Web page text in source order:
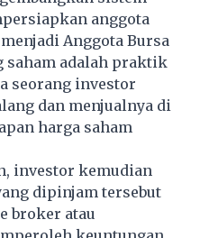
anggota
Anggota Bursa
saham adalah praktik
seorang investor
dan menjualnya di
harga saham
investor kemudian
dipinjam tersebut
broker atau